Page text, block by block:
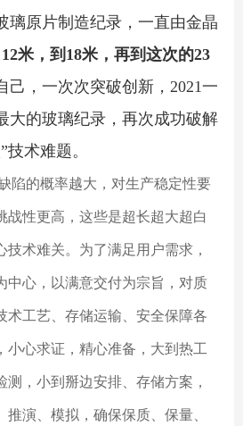
璃原片制造纪录，一直由金晶
米，到18米，再到这次的23
己，一次次突破创新，2021一
大的玻璃纪录，再次成功破解
术难题。
陷的概率越大，对生产稳定性要
战性更高，这些是超长超大超白
术难关。为了满足用户需求，
中心，以满意交付为宗旨，对质
术工艺、存储运输、安全保障各
小心求证，精心准备，大到热工
，小到掰边安排、存储方案，
推演、模拟，确保保质、保量、